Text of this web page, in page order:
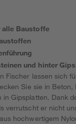
alle Baustoffe
und hinter
Fischer lassen sich
Sie sie in Beton,
Gipsplatten. Dank
verrutscht er nicht
hochwertigem